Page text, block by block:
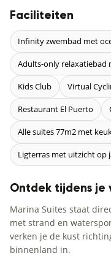
Faciliteiten
Infinity zwembad met
Adults-only relaxatiebad
Kids Club Virtual
Restaurant El Puerto
Alle suites 77m2 met
Ligterras met uitzicht op
Ontdek tijdens je
Marina Suites staat
met strand en
verken je de kust
binnenland in.